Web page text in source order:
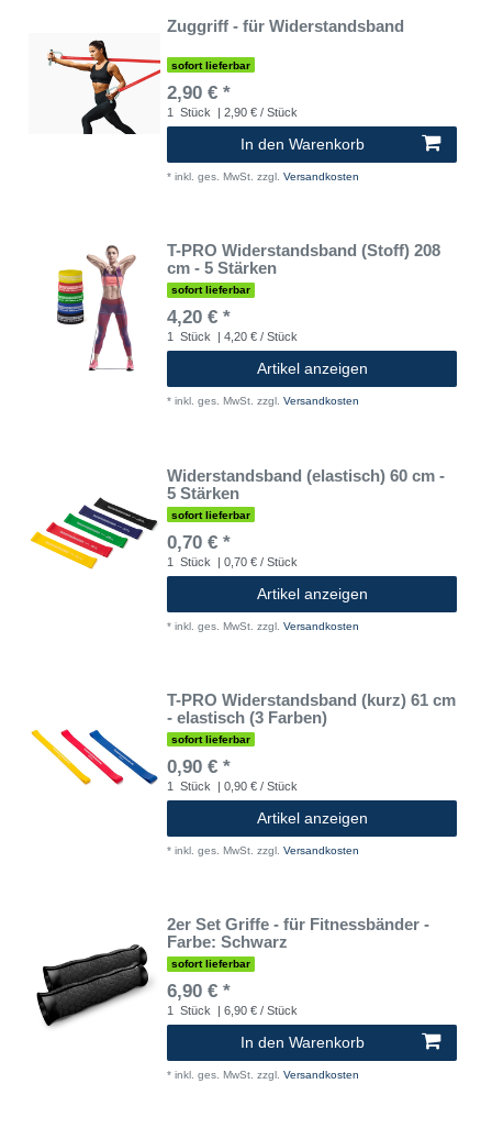
Zuggriff - für Widerstandsband
sofort lieferbar
2,90 € *
1 Stück | 2,90 € / Stück
In den Warenkorb
* inkl. ges. MwSt. zzgl. Versandkosten
T-PRO Widerstandsband (Stoff) 208
cm - 5 Stärken
sofort lieferbar
4,20 € *
1 Stück | 4,20 € / Stück
Artikel anzeigen
* inkl. ges. MwSt. zzgl. Versandkosten
Widerstandsband (elastisch) 60 cm -
5 Stärken
sofort lieferbar
0,70 € *
1 Stück | 0,70 € / Stück
Artikel anzeigen
* inkl. ges. MwSt. zzgl. Versandkosten
T-PRO Widerstandsband (kurz) 61 cm
- elastisch (3 Farben)
sofort lieferbar
0,90 € *
1 Stück | 0,90 € / Stück
Artikel anzeigen
* inkl. ges. MwSt. zzgl. Versandkosten
2er Set Griffe - für Fitnessbänder -
Farbe: Schwarz
sofort lieferbar
6,90 € *
1 Stück | 6,90 € / Stück
In den Warenkorb
* inkl. ges. MwSt. zzgl. Versandkosten